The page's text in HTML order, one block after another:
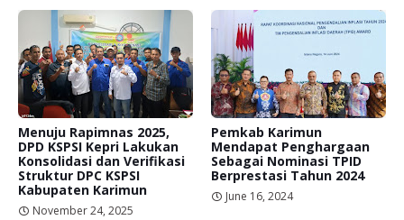
Menuju Rapimnas 2025,
DPD KSPSI Kepri Lakukan
Konsolidasi dan Verifikasi
Struktur DPC KSPSI
Kabupaten Karimun
November 24, 2025
Pemkab Karimun
Mendapat Penghargaan
Sebagai Nominasi TPID
Berprestasi Tahun 2024
June 16, 2024